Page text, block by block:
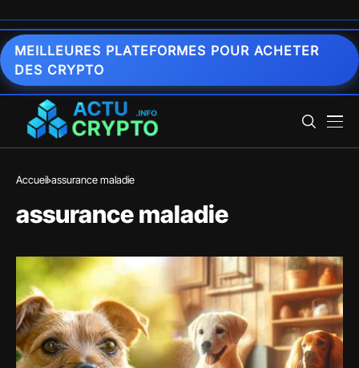
MEILLEURES PLATEFORMES POUR ACHETER
DES CRYPTO
Accueil assurance maladie
assurance maladie